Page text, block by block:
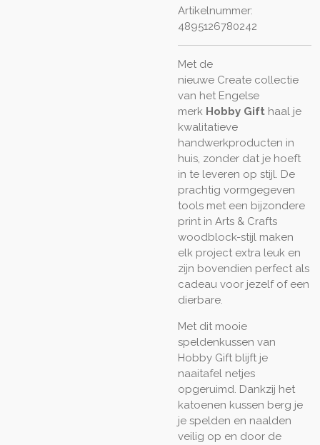
Artikelnummer:
4895126780242
Met de
nieuwe Create collectie
van het Engelse
merk Hobby Gift haal je
kwalitatieve
handwerkproducten in
huis, zonder dat je hoeft
in te leveren op stijl. De
prachtig vormgegeven
tools met een bijzondere
print in Arts & Crafts
woodblock-stijl maken
elk project extra leuk en
zijn bovendien perfect als
cadeau voor jezelf of een
dierbare.
Met dit mooie
speldenkussen van
Hobby Gift blijft je
naaitafel netjes
opgeruimd. Dankzij het
katoenen kussen berg je
je spelden en naalden
veilig op en door de